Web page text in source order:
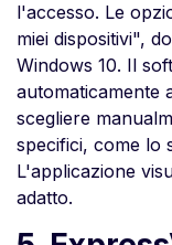
l'accesso. Le
miei dispositivi",
Windows 10. Il
automaticamente
scegliere
specifici, come lo
L'applicazione
adatto.